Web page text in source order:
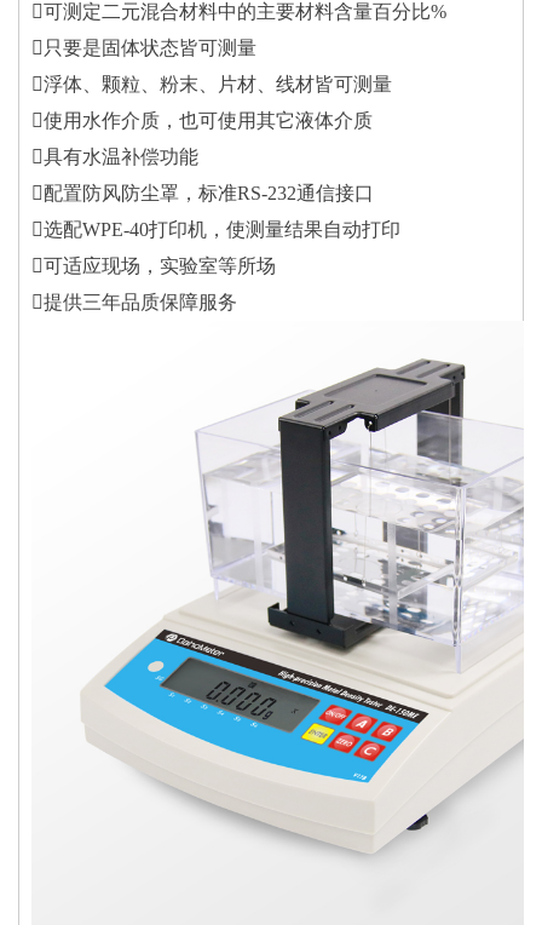
可测定二元混合材料中的主要材料含量百分比%
只要是固体状态皆可测量
浮体、颗粒、粉末、片材、线材皆可测量
使用水作介质，也可使用其它液体介质
具有水温补偿功能
配置防风防尘罩，标准RS-232通信接口
选配WPE-40打印机，使测量结果自动打印
可适应现场，实验室等所场
提供三年品质保障服务